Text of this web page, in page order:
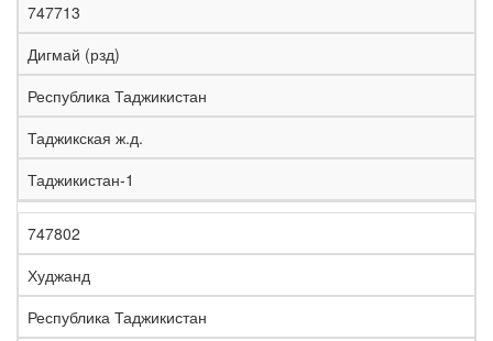
К
о
д
Н
а
з
в
а
н
и
е
С
т
а
н
а
е
л
е
з
н
а
я
д
о
о
а
е
и
н
747713
Дигмай (рзд)
Республика Таджикистан
Таджикская ж.д.
Таджикистан-1
747802
Худжанд
Республика Таджикистан